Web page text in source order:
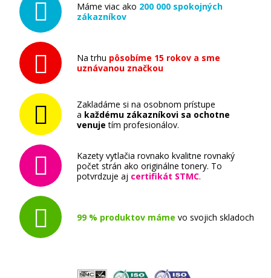
Máme viac ako 200 000 spokojných
zákazníkov
Na trhu pôsobíme 15 rokov a sme
uznávanou značkou
Zakladáme si na osobnom prístupe
a každému zákazníkovi sa ochotne
venuje tím profesionálov.
Kazety vytlačia rovnako kvalitne rovnaký
počet strán ako originálne tonery. To
potvrdzuje aj certifikát STMC.
99 % produktov máme vo svojich skladoch